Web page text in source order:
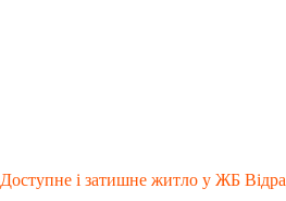
і затишне житло у ЖБ